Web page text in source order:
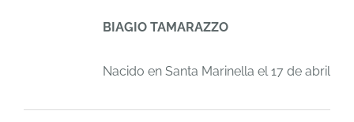
BIAGIO TAMARAZZO
Nacido en Santa Marinella el 17 de abril